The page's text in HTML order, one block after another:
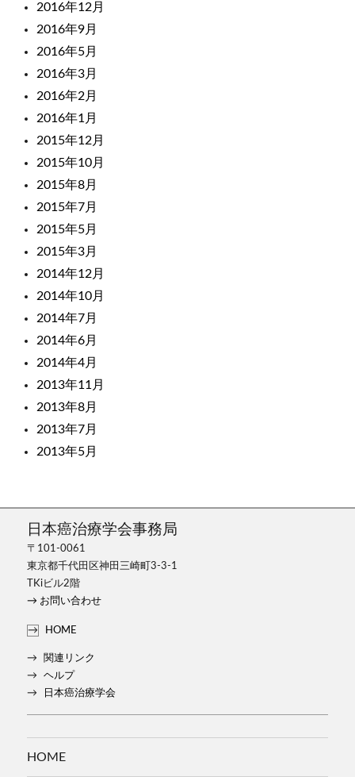
2016年12月
2016年9月
2016年5月
2016年3月
2016年2月
2016年1月
2015年12月
2015年10月
2015年8月
2015年7月
2015年5月
2015年3月
2014年12月
2014年10月
2014年7月
2014年6月
2014年4月
2013年11月
2013年8月
2013年7月
2013年5月
日本癌治療学会事務局
〒101-0061
東京都千代田区神田三崎町3-3-1
TKiビル2階
→ お問い合わせ
HOME
関連リンク
ヘルプ
日本癌治療学会
HOME